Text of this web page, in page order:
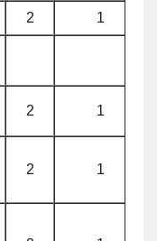
2
1
2 1
2 1